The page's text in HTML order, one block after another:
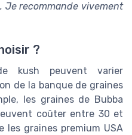
Je recommande vivement
?
kush peuvent varier
de la banque de graines
les graines de Bubba
coûter entre 30 et
les graines premium USA